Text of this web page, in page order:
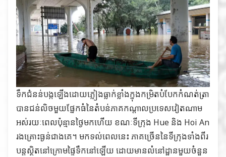
ទឹកជំនន់បង្កឡើងដោយភ្លៀងធ្លាក់ខ្លាំងក្នុងកម្រិតបំបែកកំណត់ត្រា
បានជន់លិចមួយផ្នែកធំនៃតំបន់ភាគកណ្តាលប្រទេសវៀតណាម
អស់រយៈពេលប៉ុន្មានថ្ងៃមកហើយ ខណៈទីក្រុង Hue និង Hoi An
រងគ្រោះធ្ងន់ជាងគេ។ មកទល់ពេលនេះ ភាគច្រើននៃទីក្រុងទាំងពីរ
បន្តស្ថិតនៅក្រោមផ្ទៃទឹកនៅឡើយ ដោយមានលំនៅដ្ឋានមួយចំនួន